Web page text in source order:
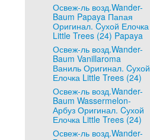
Освеж-ль возд.Wander-
Baum Papaya Папая
Оригинал. Cухой Елочка
Little Trees (24) Papaya
Освеж-ль возд.Wander-
Baum Vanillaroma
Ваниль Оригинал. Cухой
Елочка Little Trees (24)
Освеж-ль возд.Wander-
Baum Wassermelon-
Арбуз Оригинал. Cухой
Елочка Little Trees (24)
Освеж-ль возд.Wander-